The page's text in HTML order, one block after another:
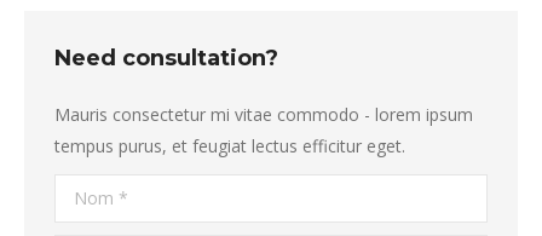
Need consultation?
Mauris consectetur mi vitae commodo - lorem ipsum
tempus purus, et feugiat lectus efficitur eget.
Nom *